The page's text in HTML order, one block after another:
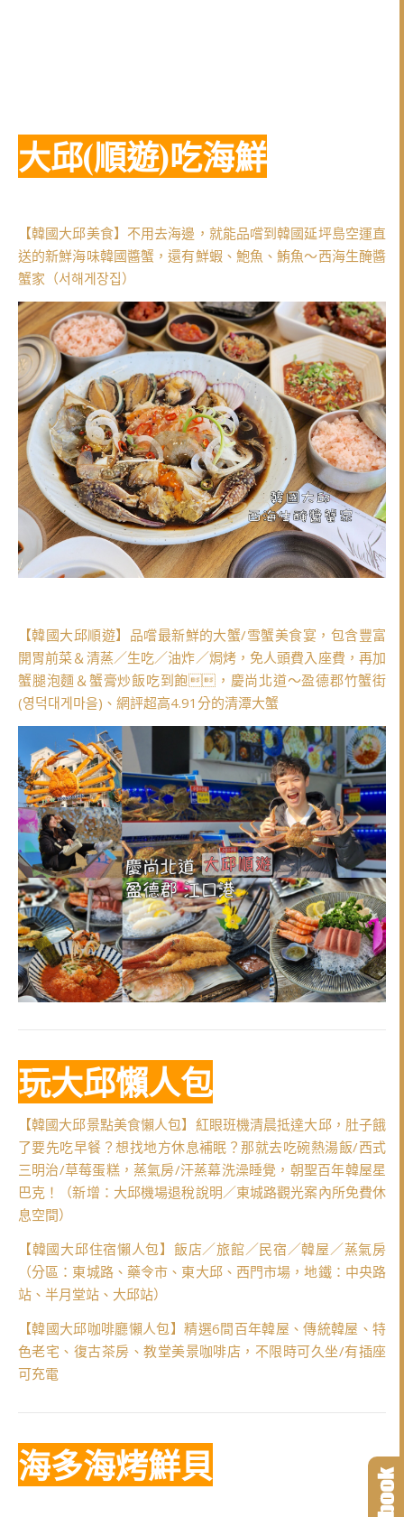
大邱(順遊)吃海鮮
【韓國大邱美食】不用去海邊，就能品嚐到韓國延坪島空運直
送的新鮮海味韓國醬蟹，還有鮮蝦、鮑魚、鮪魚～西海生醃醬
蟹家（서해게장집）
【韓國大邱順遊】品嚐最新鮮的大蟹/雪蟹美食宴，包含豐富
開胃前菜＆清蒸／生吃／油炸／焗烤，免人頭費入座費，再加
蟹腿泡麵＆蟹膏炒飯吃到飽，慶尚北道～盈德郡竹蟹街
(영덕대게마을)、網評超高4.91分的清潭大蟹
玩大邱懶人包
【韓國大邱景點美食懶人包】紅眼班機清晨抵達大邱，肚子餓
了要先吃早餐？想找地方休息補眠？那就去吃碗熱湯飯/西式
三明治/草莓蛋糕，蒸氣房/汗蒸幕洗澡睡覺，朝聖百年韓屋星
巴克！（新增：大邱機場退稅說明／東城路觀光案內所免費休
息空間）
【韓國大邱住宿懶人包】飯店／旅館／民宿／韓屋／蒸氣房
（分區：東城路、藥令市、東大邱、西門市場，地鐵：中央路
站、半月堂站、大邱站）
【韓國大邱咖啡廳懶人包】精選6間百年韓屋、傳統韓屋、特
色老宅、復古茶房、教堂美景咖啡店，不限時可久坐/有插座
可充電
海多海烤鮮貝